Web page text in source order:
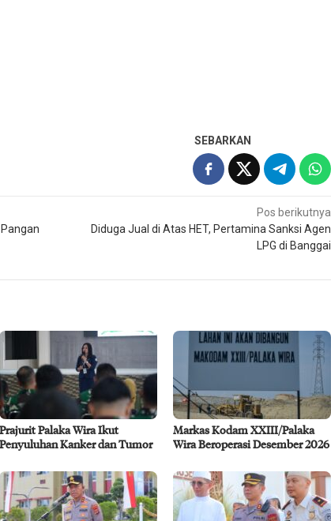
SEBARKAN
Pos berikutnya
Diduga Jual di Atas HET, Pertamina Sanksi Agen
LPG di Banggai
Prajurit Palaka Wira Ikut
Penyuluhan Kanker dan Tumor
Markas Kodam XXIII/Palaka
Wira Beroperasi Desember 2026